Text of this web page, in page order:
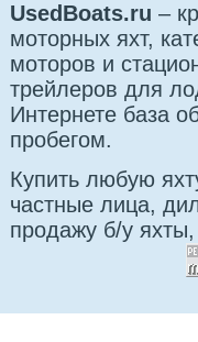
UsedBoats.ru –
моторных яхт,
моторов и
трейлеров для
Интернете база
пробегом.
Купить любую
частные лица,
продажу б/у